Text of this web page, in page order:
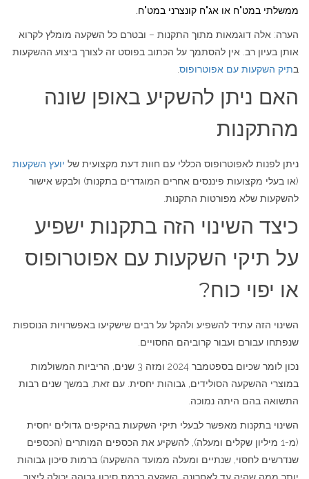
ממשלתי במט"ח או אג"ח קונצרני במט"ח.
הערה: אלה דוגמאות מתוך התקנות – ובטרם כל השקעה מומלץ לקרוא
אותן בעיון רב. אין להסתמך על הכתוב בפוסט זה לצורך ביצוע ההשקעות
בתיק השקעות עם אפוטרופוס.
האם ניתן להשקיע באופן שונה
מהתקנות
ניתן לפנות לאפוטרופוס הכללי עם חוות דעת מקצועית של יועץ השקעות
(או בעלי מקצועות פיננסים אחרים המוגדרים בתקנות) ולבקש אישור
להשקעות שלא מפורטות התקנות.
כיצד השינוי הזה בתקנות ישפיע
על תיקי השקעות עם אפוטרופוס
או יפוי כוח?
השינוי הזה עתיד להשפיע ולהקל על רבים שישקיעו באפשרויות הנוספות
שנפתחו עבורם ועבור קרוביהם החסויים.
נכון לומר שכיום בספטמבר 2024 ומזה 3 שנים, הריביות המשולמות
במוצרי ההשקעה הסולידים, גבוהות יחסית. עם זאת, במשך שנים רבות
התשואה בהם היתה נמוכה.
השינוי בתקנות מאפשר לבעלי תיקי השקעות בהיקפים גדולים יחסית
(מ-1 מיליון שקלים ומעלה), להשקיע את הכספים המותרים (הכספים
שנדרשים לחסוי, שנתיים ומעלה ממועד ההשקעה) ברמות סיכון גבוהות